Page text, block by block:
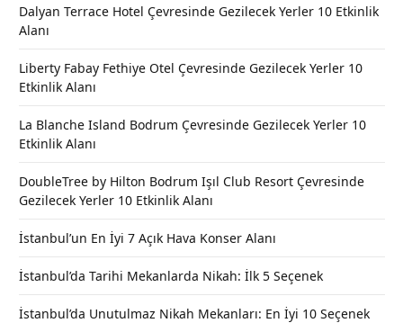
Dalyan Terrace Hotel Çevresinde Gezilecek Yerler 10 Etkinlik
Alanı
Liberty Fabay Fethiye Otel Çevresinde Gezilecek Yerler 10
Etkinlik Alanı
La Blanche Island Bodrum Çevresinde Gezilecek Yerler 10
Etkinlik Alanı
DoubleTree by Hilton Bodrum Işıl Club Resort Çevresinde
Gezilecek Yerler 10 Etkinlik Alanı
İstanbul’un En İyi 7 Açık Hava Konser Alanı
İstanbul’da Tarihi Mekanlarda Nikah: İlk 5 Seçenek
İstanbul’da Unutulmaz Nikah Mekanları: En İyi 10 Seçenek